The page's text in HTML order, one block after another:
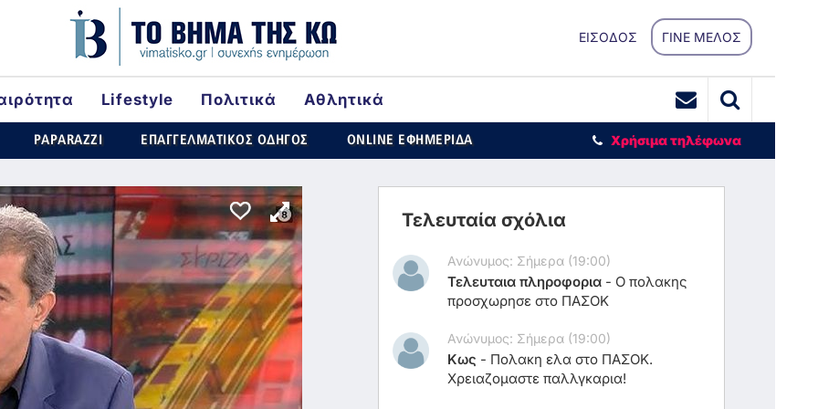
ΕΙΣΟΔΟΣ ΓΙΝΕ ΜΕΛΟΣ
Lifestyle Πολιτικά
Αθλητικά
PAPARAZZI ΕΠΑΓΓΕΛΜΑΤΙΚΟΣ ΟΔΗΓΟΣ ONLINE ΕΦΗΜΕΡΙΔΑ Χρήσιμα τηλέφωνα
Τελευταία σχόλια
Ανώνυμος: Σήμερα (19:00)
Τελευταια πληροφορια - Ο πολακης
προσχωρησε στο ΠΑΣΟΚ
Ανώνυμος: Σήμερα (19:00)
Κως - Πολακη ελα στο ΠΑΣΟΚ.
Χρειαζομαστε παλλγκαρια!